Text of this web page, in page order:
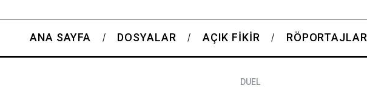
ANA SAYFA DOSYALAR AÇIK FIKIR RÖPORTAJLAR
DUEL